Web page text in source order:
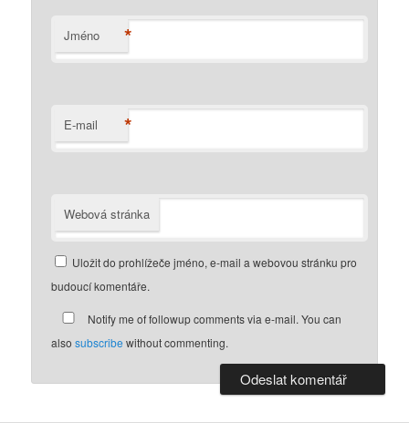
Jméno *
E-mail *
Webová stránka
Uložit do prohlížeče jméno, e-mail a webovou stránku pro
budoucí komentáře.
Notify me of followup comments via e-mail. You can
alsosubscribe without commenting.